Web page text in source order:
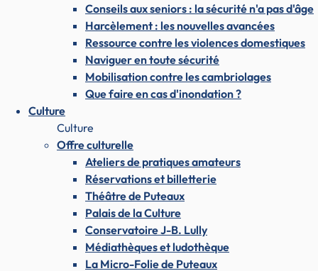
Conseils aux seniors : la sécurité n'a pas d'âge
Harcèlement : les nouvelles avancées
Ressource contre les violences domestiques
Naviguer en toute sécurité
Mobilisation contre les cambriolages
Que faire en cas d'inondation ?
Culture
Culture
Offre culturelle
Ateliers de pratiques amateurs
Réservations et billetterie
Théâtre de Puteaux
Palais de la Culture
Conservatoire J-B. Lully
Médiathèques et ludothèque
La Micro-Folie de Puteaux